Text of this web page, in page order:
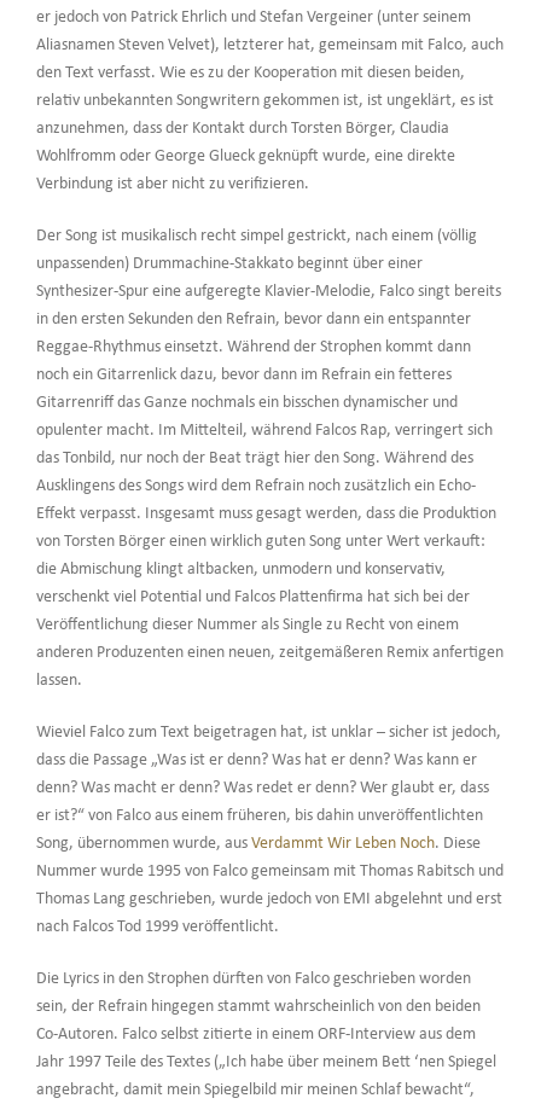
er jedoch von Patrick Ehrlich und Stefan Vergeiner (unter seinem
Aliasnamen Steven Velvet), letzterer hat, gemeinsam mit Falco, auch
den Text verfasst. Wie es zu der Kooperation mit diesen beiden,
relativ unbekannten Songwritern gekommen ist, ist ungeklärt, es ist
anzunehmen, dass der Kontakt durch Torsten Börger, Claudia
Wohlfromm oder George Glueck geknüpft wurde, eine direkte
Verbindung ist aber nicht zu verifizieren.
Der Song ist musikalisch recht simpel gestrickt, nach einem (völlig
unpassenden) Drummachine-Stakkato beginnt über einer
Synthesizer-Spur eine aufgeregte Klavier-Melodie, Falco singt bereits
in den ersten Sekunden den Refrain, bevor dann ein entspannter
Reggae-Rhythmus einsetzt. Während der Strophen kommt dann
noch ein Gitarrenlick dazu, bevor dann im Refrain ein fetteres
Gitarrenriff das Ganze nochmals ein bisschen dynamischer und
opulenter macht. Im Mittelteil, während Falcos Rap, verringert sich
das Tonbild, nur noch der Beat trägt hier den Song. Während des
Ausklingens des Songs wird dem Refrain noch zusätzlich ein Echo-
Effekt verpasst. Insgesamt muss gesagt werden, dass die Produktion
von Torsten Börger einen wirklich guten Song unter Wert verkauft:
die Abmischung klingt altbacken, unmodern und konservativ,
verschenkt viel Potential und Falcos Plattenfirma hat sich bei der
Veröffentlichung dieser Nummer als Single zu Recht von einem
anderen Produzenten einen neuen, zeitgemäßeren Remix anfertigen
lassen.
Wieviel Falco zum Text beigetragen hat, ist unklar – sicher ist jedoch,
dass die Passage „Was ist er denn? Was hat er denn? Was kann er
denn? Was macht er denn? Was redet er denn? Wer glaubt er, dass
er ist?“ von Falco aus einem früheren, bis dahin unveröffentlichten
Song, übernommen wurde, aus Verdammt Wir Leben Noch. Diese
Nummer wurde 1995 von Falco gemeinsam mit Thomas Rabitsch und
Thomas Lang geschrieben, wurde jedoch von EMI abgelehnt und erst
nach Falcos Tod 1999 veröffentlicht.
Die Lyrics in den Strophen dürften von Falco geschrieben worden
sein, der Refrain hingegen stammt wahrscheinlich von den beiden
Co-Autoren. Falco selbst zitierte in einem ORF-Interview aus dem
Jahr 1997 Teile des Textes („Ich habe über meinem Bett ‘nen Spiegel
angebracht, damit mein Spiegelbild mir meinen Schlaf bewacht“,